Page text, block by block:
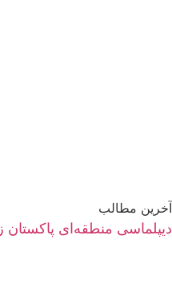
آخرین مطالب
دیپلماسی منطقه‌ای پاکستان